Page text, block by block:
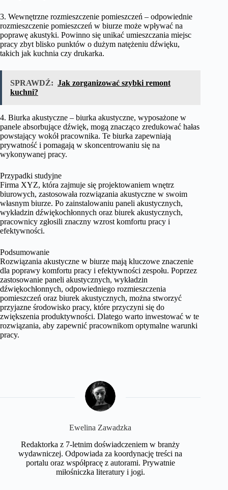
3. Wewnętrzne rozmieszczenie pomieszczeń – odpowiednie
rozmieszczenie pomieszczeń w biurze może wpływać na
poprawę akustyki. Powinno się unikać umieszczania miejsc
pracy zbyt blisko punktów o dużym natężeniu dźwięku,
takich jak kuchnia czy drukarka.
SPRAWDŹ: Jak zorganizować szybki remont
kuchni?
4. Biurka akustyczne – biurka akustyczne, wyposażone w
panele absorbujące dźwięk, mogą znacząco zredukować hałas
powstający wokół pracownika. Te biurka zapewniają
prywatność i pomagają w skoncentrowaniu się na
wykonywanej pracy.
Przypadki studyjne
Firma XYZ, która zajmuje się projektowaniem wnętrz
biurowych, zastosowała rozwiązania akustyczne w swoim
własnym biurze. Po zainstalowaniu paneli akustycznych,
wykładzin dźwiękochłonnych oraz biurek akustycznych,
pracownicy zgłosili znaczny wzrost komfortu pracy i
efektywności.
Podsumowanie
Rozwiązania akustyczne w biurze mają kluczowe znaczenie
dla poprawy komfortu pracy i efektywności zespołu. Poprzez
zastosowanie paneli akustycznych, wykładzin
dźwiękochłonnych, odpowiedniego rozmieszczenia
pomieszczeń oraz biurek akustycznych, można stworzyć
przyjazne środowisko pracy, które przyczyni się do
zwiększenia produktywności. Dlatego warto inwestować w te
rozwiązania, aby zapewnić pracownikom optymalne warunki
pracy.
Ewelina Zawadzka
Redaktorka z 7-letnim doświadczeniem w branży
wydawniczej. Odpowiada za koordynację treści na
portalu oraz współpracę z autorami. Prywatnie
miłośniczka literatury i jogi.